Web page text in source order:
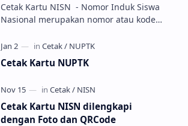
Cetak Kartu NISN - Nomor Induk Siswa
Nasional merupakan nomor atau kode
siswa. NISN ini diterbitkan kepada …
Cetak Kartu NUPTK
Cetak Kartu NISN dilengkapi
dengan Foto dan QRCode